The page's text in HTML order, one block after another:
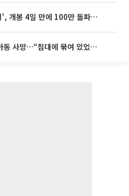
놀란 감독 '오디세이', 개봉 4일 만에 100만 돌파⋯'왕사남' 보다 빠르다
천안 교회서 11세 아동 사망…“침대에 묶여 있었다” 진술 확보